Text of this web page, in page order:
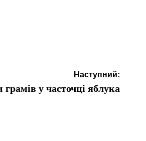
Наступний:
грамів у часточці яблука